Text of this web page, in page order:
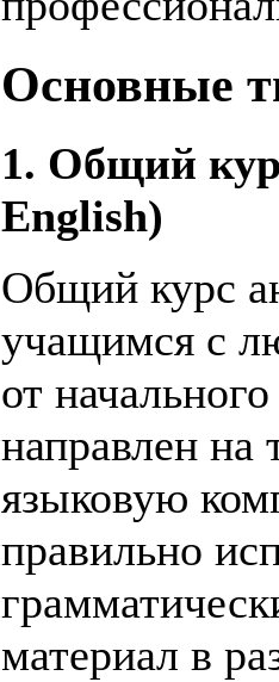
Основные
1. Общий
English)
Общий курс
учащимся с
от
направлен
языковую
правильно
материал в